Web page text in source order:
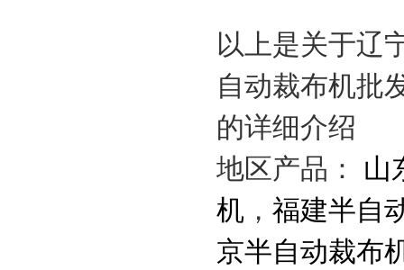
以上是关于辽
自动裁布机批
的详细介绍
地区产品： 山
机 ， 福建半自
京半自动裁布